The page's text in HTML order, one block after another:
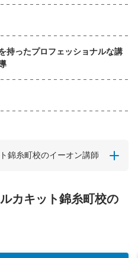
持ったプロフェッショナルな講
錦糸町校のイーオン講師
カキット錦糸町校の